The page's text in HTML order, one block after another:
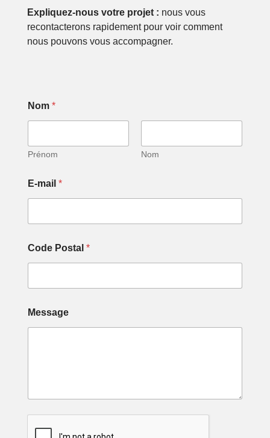
Expliquez-nous votre projet : nous vous
recontacterons rapidement pour voir comment
nous pouvons vous accompagner.
Nom *
Prénom Nom
o
s
P
o
s
a
*
E-mail *
Code Postal *
Message